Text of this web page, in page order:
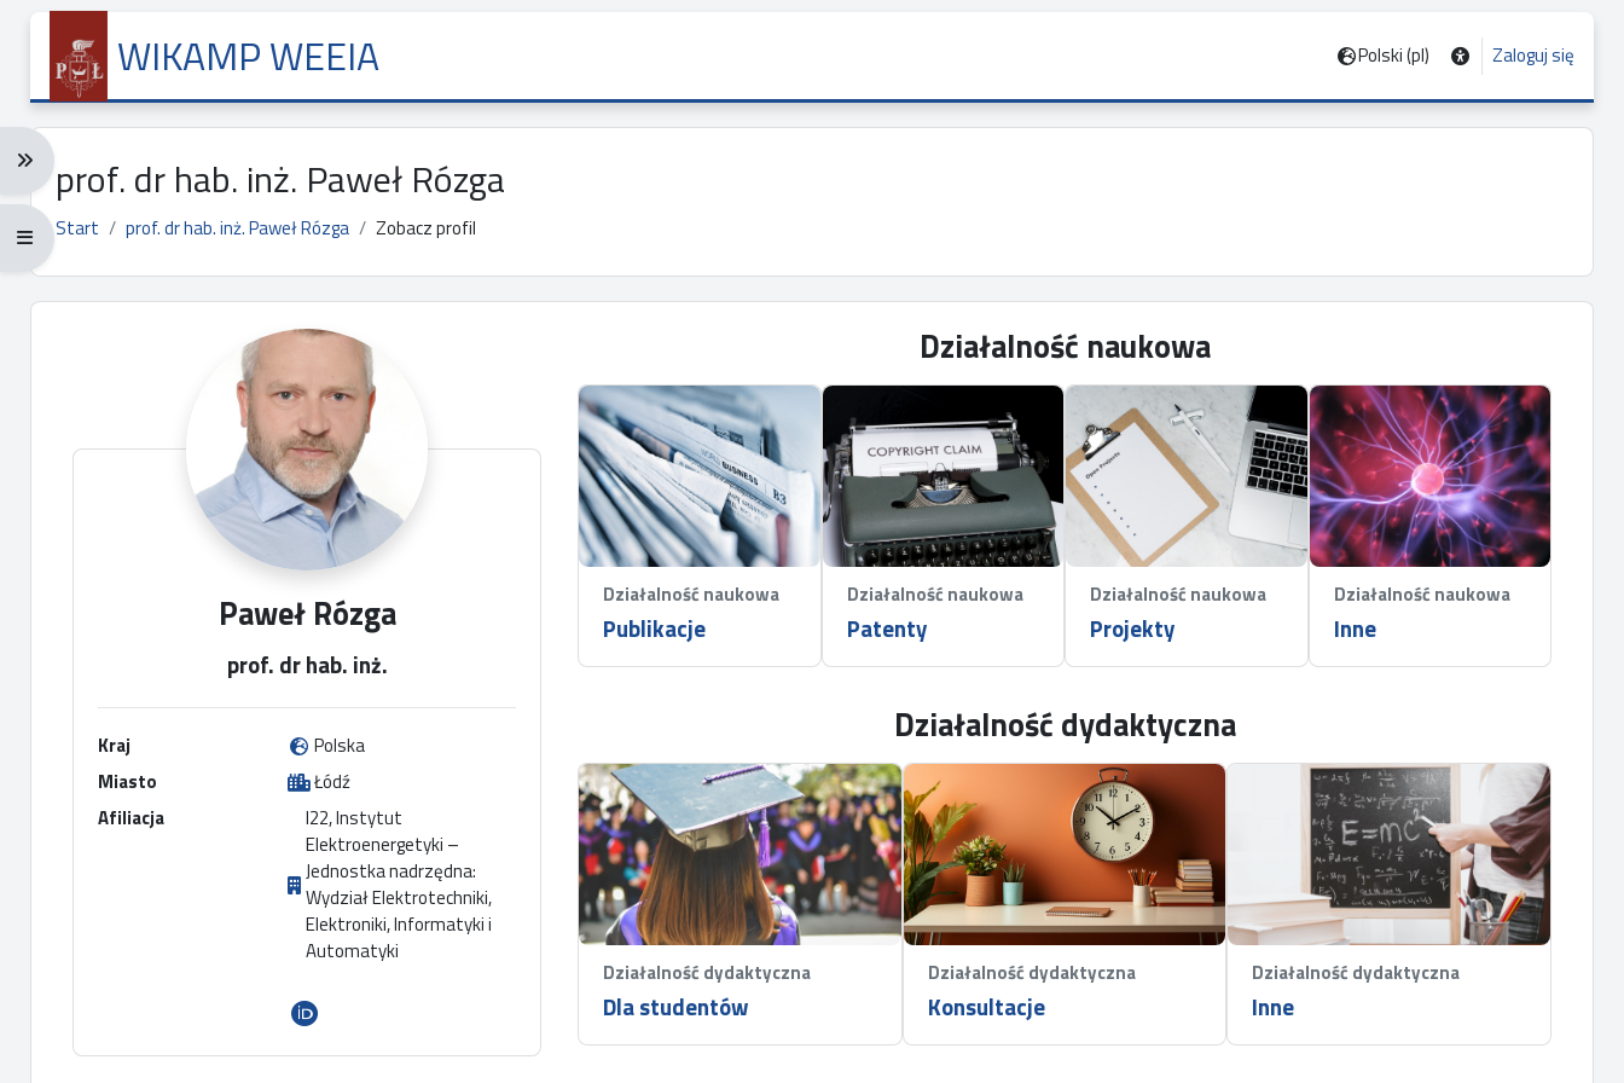
WIKAMP WEEIA Polski ‎(pl)‎ Zaloguj się
Rozwiń menu nawigacji: Ctrl + Alt + →
Rozwiń menu pełnoekranowe: Ctrl + Alt + f
prof. dr hab. inż. Paweł Rózga
Start prof. dr hab. inż. Paweł Rózga Zobacz profil
Główne bloki treści
Paweł Rózga
prof. dr hab. inż.
Kraj
Polska
Miasto
Łódź
Afiliacja
I22, Instytut
Elektroenergetyki –
Jednostka nadrzędna:
Wydział Elektrotechniki,
Elektroniki, Informatyki i
Automatyki
Działalność naukowa
Działalność naukowa
Publikacje
Działalność naukowa
Patenty
Działalność naukowa
Projekty
Działalność naukowa
Inne
Działalność dydaktyczna
Działalność dydaktyczna
Dla studentów
Działalność dydaktyczna
Konsultacje
Działalność dydaktyczna
Inne